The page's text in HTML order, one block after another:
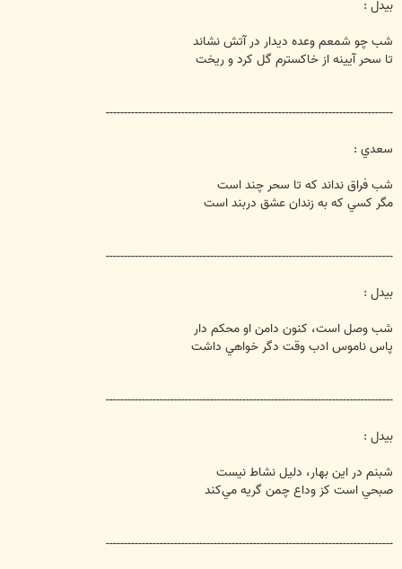
ت
بيدل :
شب چو شمعم وعده ديدار در آتش نشاند
تا سحر آيينه از خاكسترم گل كرد و ريخت
--------------------------------------------------------------------------------
سعدي :
شب فراق نداند كه تا سحر چند است
مگر كسي كه به زندان عشق دربند است
--------------------------------------------------------------------------------
بيدل :
شب وصل است، كنون دامن او محكم دار
پاس ناموس ادب وقت دگر خواهي داشت
--------------------------------------------------------------------------------
بيدل :
شبنم در اين بهار، دليل نشاط نيست
صبحي است كز وداع چمن گريه مي‌كند
--------------------------------------------------------------------------------